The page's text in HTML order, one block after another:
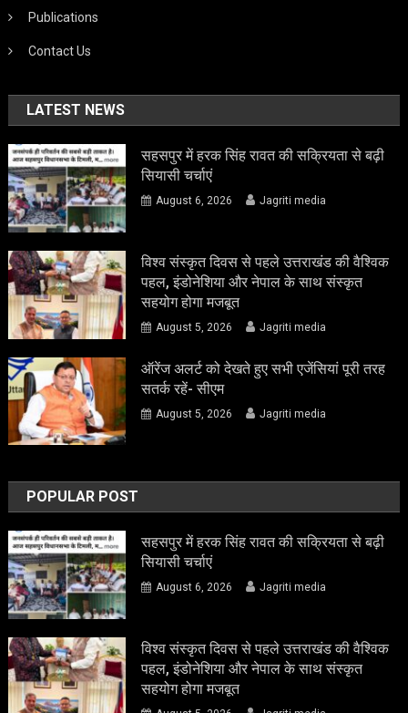
Publications
Contact Us
LATEST NEWS
सहसपुर में हरक सिंह रावत की सक्रियता से बढ़ी
सियासी चर्चाएं
August 6, 2026 Jagriti media
विश्व संस्कृत दिवस से पहले उत्तराखंड की वैश्विक
पहल, इंडोनेशिया और नेपाल के साथ संस्कृत
सहयोग होगा मजबूत
August 5, 2026 Jagriti media
ऑरेंज अलर्ट को देखते हुए सभी एजेंसियां पूरी तरह
सतर्क रहें- सीएम
August 5, 2026 Jagriti media
POPULAR POST
सहसपुर में हरक सिंह रावत की सक्रियता से बढ़ी
सियासी चर्चाएं
August 6, 2026 Jagriti media
विश्व संस्कृत दिवस से पहले उत्तराखंड की वैश्विक
पहल, इंडोनेशिया और नेपाल के साथ संस्कृत
सहयोग होगा मजबूत